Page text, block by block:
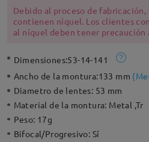
Debido al proceso de
contienen níquel. Los clientes
al níquel deben tener precaución
Dimensiones:53-14-141
Ancho de la montura:133 mm (
Diametro de lentes: 53 mm
Material de la montura: Metal ,Tr
Peso: 17g
Bifocal/Progresivo: Sí